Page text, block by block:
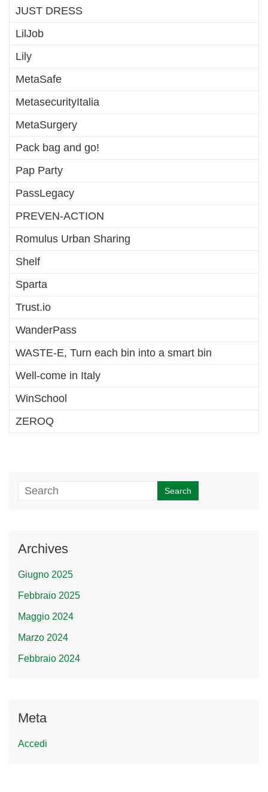
JUST DRESS
LilJob
Lily
MetaSafe
MetasecurityItalia
MetaSurgery
Pack bag and go!
Pap Party
PassLegacy
PREVEN-ACTION
Romulus Urban Sharing
Shelf
Sparta
Trust.io
WanderPass
WASTE-E, Turn each bin into a smart bin
Well-come in Italy
WinSchool
ZEROQ
Archives
Giugno 2025
Febbraio 2025
Maggio 2024
Marzo 2024
Febbraio 2024
Meta
Accedi